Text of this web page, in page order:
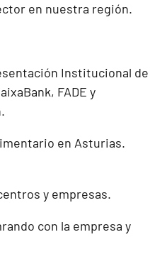
en nuestra región.
Institucional de
FADE y
en Asturias.
y empresas.
con la empresa y